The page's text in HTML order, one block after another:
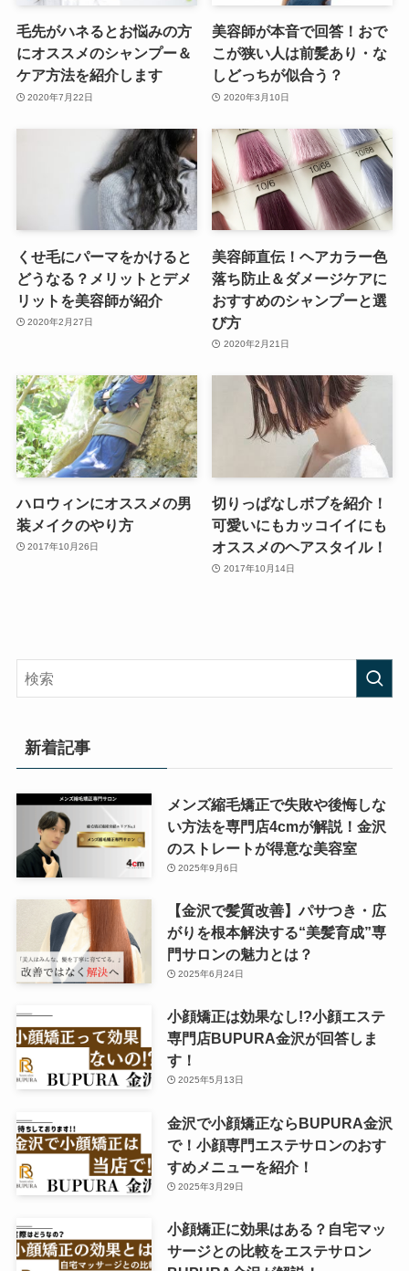
毛先がハネるとお悩みの方
にオススメのシャンプー＆
ケア方法を紹介します
2020年7月22日
美容師が本音で回答！おで
こが狭い人は前髪あり・な
しどっちが似合う？
2020年3月10日
くせ毛にパーマをかけると
どうなる？メリットとデメ
リットを美容師が紹介
2020年2月27日
美容師直伝！ヘアカラー色
落ち防止＆ダメージケアに
おすすめのシャンプーと選
び方
2020年2月21日
ハロウィンにオススメの男
装メイクのやり方
2017年10月26日
切りっぱなしボブを紹介！
可愛いにもカッコイイにも
オススメのヘアスタイル！
2017年10月14日
新着記事
メンズ縮毛矯正で失敗や後悔しな
い方法を専門店4cmが解説！金沢
のストレートが得意な美容室
2025年9月6日
【金沢で髪質改善】パサつき・広
がりを根本解決する“美髪育成”専
門サロンの魅力とは？
2025年6月24日
小顔矯正は効果なし!?小顔エステ
専門店BUPURA金沢が回答しま
す！
2025年5月13日
金沢で小顔矯正ならBUPURA金沢
で！小顔専門エステサロンのおす
すめメニューを紹介！
2025年3月29日
小顔矯正に効果はある？自宅マッ
サージとの比較をエステサロン